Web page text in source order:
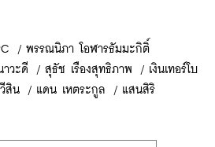
/ พรรณนิภา โอฬารธัมมะกิติ์
วะดี / สุธัช เรืองสุทธิภาพ / เงินเทอร์โบ
สิน / แดน เหตระกูล / แสนสิริ